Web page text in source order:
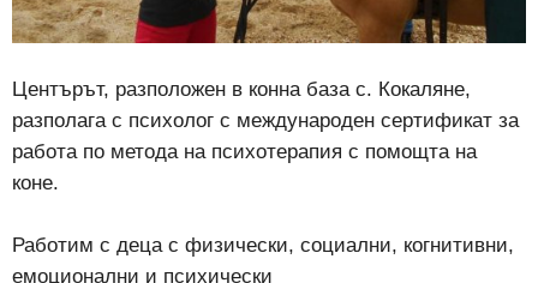
Центърът, разположен в конна база с. Кокаляне,
разполага с психолог с международен сертификат за
работа по метода на психотерапия с помощта на
коне.
Работим с деца с физически, социални, когнитивни,
емоционални и психически